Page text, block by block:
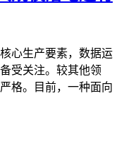
心生产要素，数据运
受关注。较其他领
格。目前，一种面向